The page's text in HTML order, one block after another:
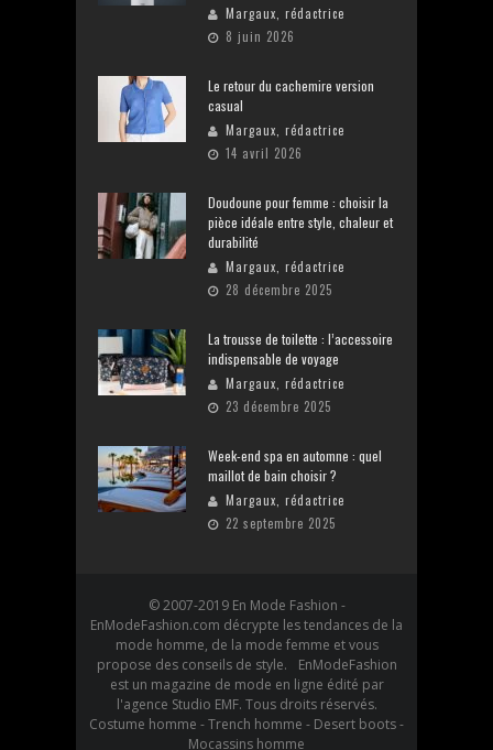
Margaux, rédactrice
8 juin 2026
Le retour du cachemire version
casual
Margaux, rédactrice
14 avril 2026
Doudoune pour femme : choisir la
pièce idéale entre style, chaleur et
durabilité
Margaux, rédactrice
28 décembre 2025
La trousse de toilette : l’accessoire
indispensable de voyage
Margaux, rédactrice
23 décembre 2025
Week-end spa en automne : quel
maillot de bain choisir ?
Margaux, rédactrice
22 septembre 2025
© 2007-2019 En Mode Fashion -
EnModeFashion.com décrypte les tendances de la
mode homme, de la mode femme et vous
propose des conseils de style. EnModeFashion
est un magazine de mode en ligne édité par
l'agence Studio EMF. Tous droits réservés.
Costume homme - Trench homme - Desert boots -
Mocassins homme